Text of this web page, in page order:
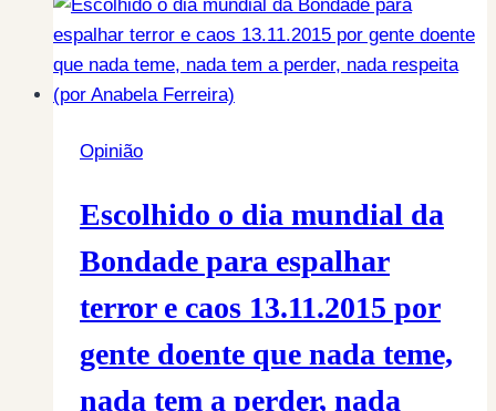
Opinião
Escolhido o dia mundial da
Bondade para espalhar
terror e caos 13.11.2015 por
gente doente que nada teme,
nada tem a perder, nada